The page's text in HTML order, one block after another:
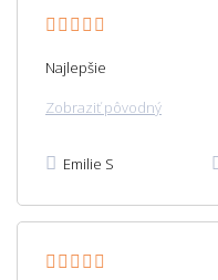
Najlepšie
Zobraziť pôvodný
Emilie S